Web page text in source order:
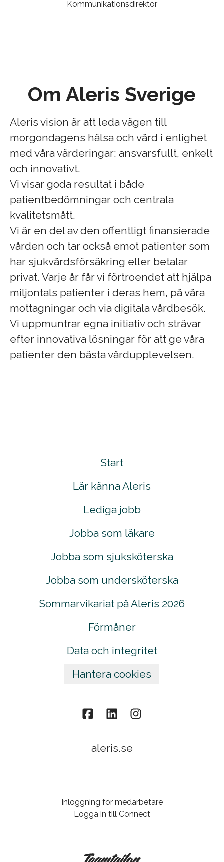
Kommunikationsdirektör
Om Aleris Sverige
Aleris vision är att leda vägen till
morgondagens hälsa och vård i enlighet
med våra värderingar: ansvarsfullt, enkelt
och innovativt.
Vi visar goda resultat i både
patientbedömningar och centrala
kvalitetsmått.
Vi är en del av den offentligt finansierade
vården och tar också emot patienter som
har sjukvårdsförsäkring eller betalar
privat. Varje år får vi förtroendet att hjälpa
miljontals patienter i deras hem, på våra
mottagningar och via digitala vårdbesök.
Vi uppmuntrar egna initiativ och strävar
efter innovativa lösningar för att ge våra
patienter den bästa vårdupplevelsen.
Start
Lär känna Aleris
Lediga jobb
Jobba som läkare
Jobba som sjuksköterska
Jobba som undersköterska
Sommarvikariat på Aleris 2026
Förmåner
Data och integritet
Hantera cookies
aleris.se
Inloggning för medarbetare
Logga in till Connect